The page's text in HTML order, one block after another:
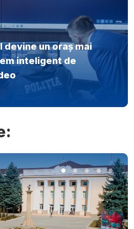
devine un oraș mai
inteligent de